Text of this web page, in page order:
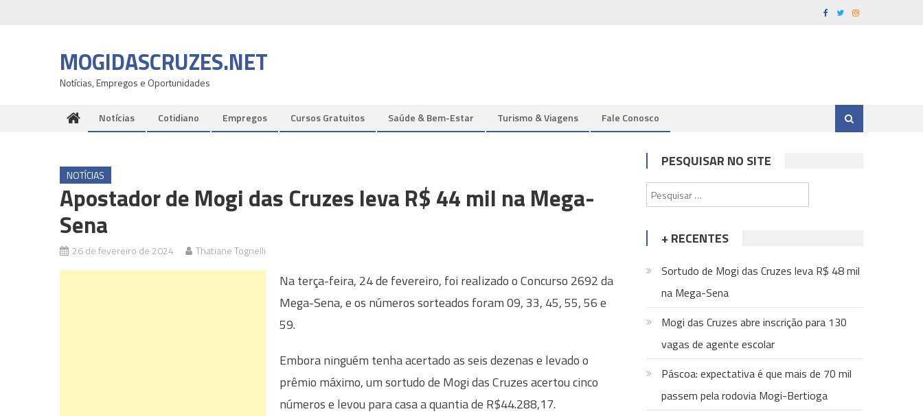
MOGIDASCRUZES.NET
Notícias, Empregos e Oportunidades
Notícias Cotidiano Empregos Cursos Gratuitos Saúde & Bem-Estar Turismo & Viagens Fale Conosco
NOTÍCIAS
Apostador de Mogi das Cruzes leva R$ 44 mil na Mega-
Sena
26 de fevereiro de 2024 Thatiane Tognelli
Na terça-feira, 24 de fevereiro, foi realizado o Concurso 2692 da
Mega-Sena, e os números sorteados foram 09, 33, 45, 55, 56 e
59.
Embora ninguém tenha acertado as seis dezenas e levado o
prêmio máximo, um sortudo de Mogi das Cruzes acertou cinco
números e levou para casa a quantia de R$44.288,17.
PESQUISAR NO SITE
por:
+ RECENTES
Sortudo de Mogi das Cruzes leva R$ 48 mil
na Mega-Sena
Mogi das Cruzes abre inscrição para 130
vagas de agente escolar
Páscoa: expectativa é que mais de 70 mil
passem pela rodovia Mogi-Bertioga